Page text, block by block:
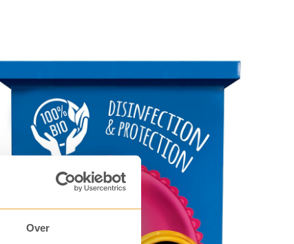
Over